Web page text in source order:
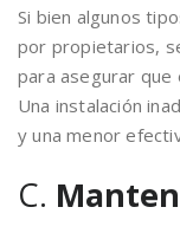
Si bien algunos
por propietarios,
para asegurar
Una instalación
y una menor
C.